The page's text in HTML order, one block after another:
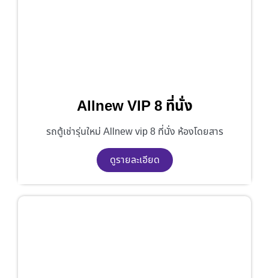
Allnew VIP 8 ที่นั่ง
รถตู้เช่ารุ่นใหม่ Allnew vip 8 ที่นั่ง ห้องโดยสาร
ดูรายละเอียด